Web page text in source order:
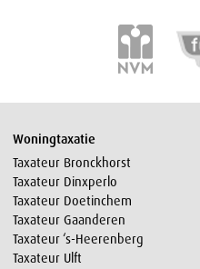
Woningtaxatie
Taxateur Bronckhorst
Taxateur Dinxperlo
Taxateur Doetinchem
Taxateur Gaanderen
Taxateur ‘s-Heerenberg
Taxateur Ulft